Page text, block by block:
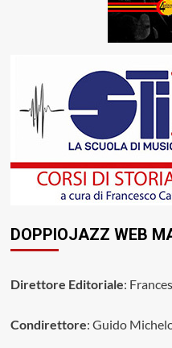
DOPPIOJAZZ WEB
Direttore Editoriale:
Condirettore: Guido